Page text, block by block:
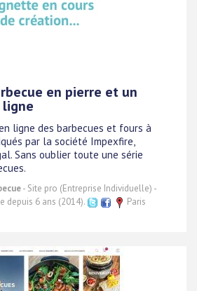
en pierre et un
ligne des barbecues et fours à
par la société Impexfire,
Sans oublier toute une série
- Site pro (Entreprise Individuelle) -
depuis 6 ans (2014).
Paris